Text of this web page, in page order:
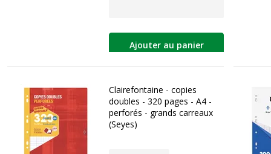
Ajouter au panier
Clairefontaine - copies
doubles - 320 pages - A4 -
perforés - grands carreaux
(Seyes)